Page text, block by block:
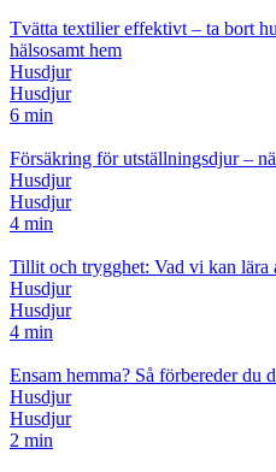
Tvätta textilier effektivt – ta bort
hälsosamt hem
Husdjur
Husdjur
6 min
Försäkring för utställningsdjur –
Husdjur
Husdjur
4 min
Tillit och trygghet: Vad vi kan lära
Husdjur
Husdjur
4 min
Ensam hemma? Så förbereder du
Husdjur
Husdjur
2 min